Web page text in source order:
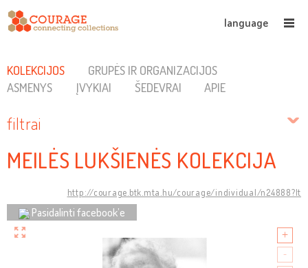
language
KOLEKCIJOS
GRUPĖS IR ORGANIZACIJOS
ASMENYS
ĮVYKIAI ŠEDEVRAI APIE
filtrai
MEILĖS LUKŠIENĖS KOLEKCIJA
http://courage.btk.mta.hu/courage/individual/n24888?lt
Pasidalinti facebook’e